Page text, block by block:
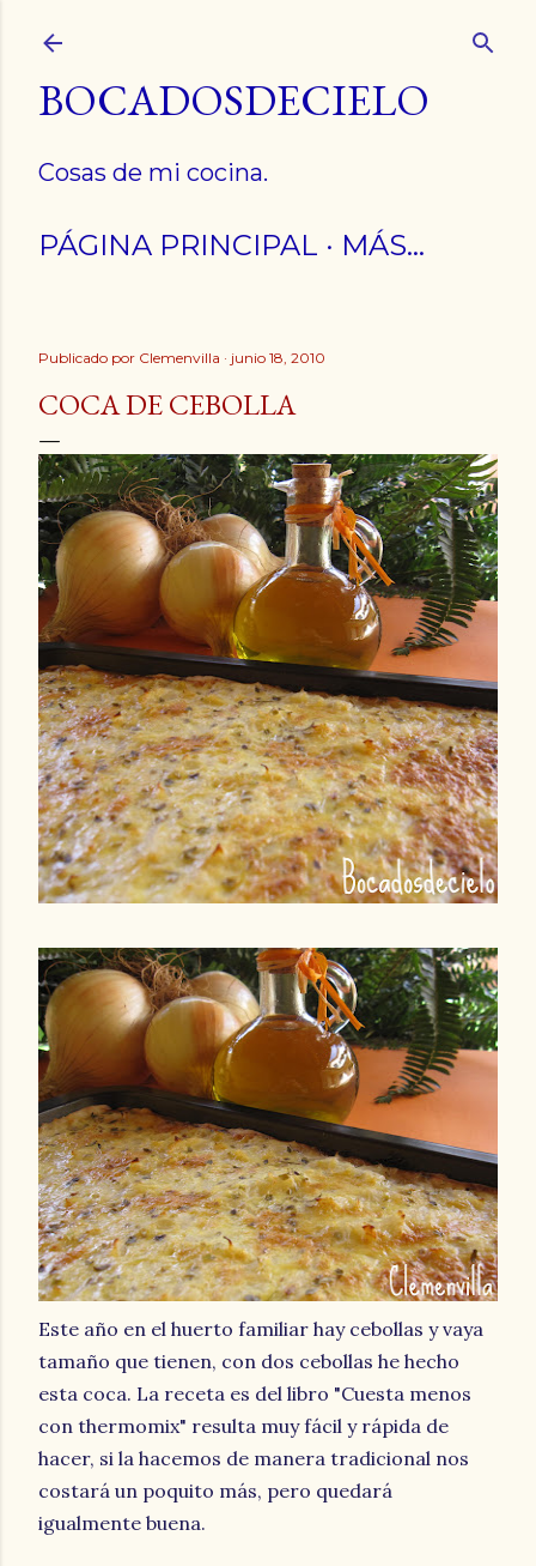
BOCADOSDECIELO
Cosas de mi cocina.
PÁGINA PRINCIPAL MÁS…
Publicado por Clemenvilla junio 18, 2010
COCA DE CEBOLLA
Este año en el huerto familiar hay cebollas y vaya
tamaño que tienen, con dos cebollas he hecho
esta coca. La receta es del libro "Cuesta menos
con thermomix" resulta muy fácil y rápida de
hacer, si la hacemos de manera tradicional nos
costará un poquito más, pero quedará
igualmente buena.